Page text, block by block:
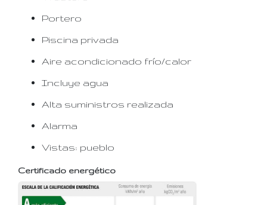
Portero
Piscina privada
Aire acondicionado frío/calor
Incluye agua
Alta suministros realizada
Alarma
Vistas: pueblo
Certificado energético